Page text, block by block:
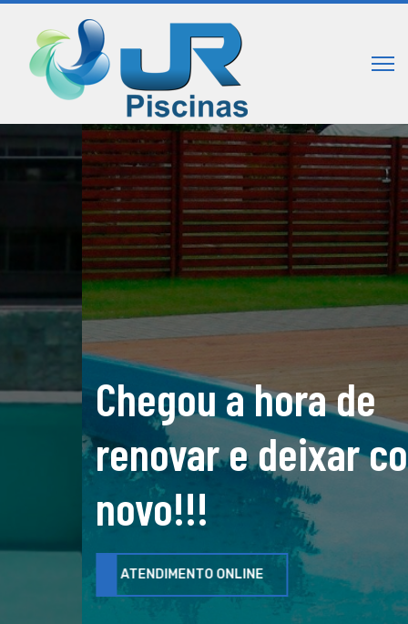
Chegou a hora de
renovar e deixar como
novo!!!
ATENDIMENTO ONLINE